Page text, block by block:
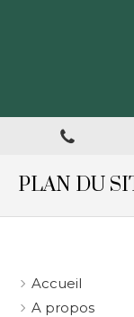
PLAN DU
Accueil
A propos